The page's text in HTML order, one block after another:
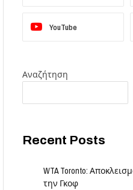
YouTube
Αναζήτηση
Recent Posts
WTA Toronto:
την Γκοφ